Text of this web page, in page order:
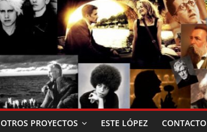
OTROS PROYECTOS ESTE LÓPEZ CONTACTO